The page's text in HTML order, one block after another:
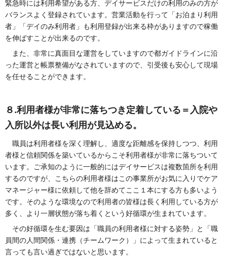
緊急時には利用希望がある方、デイサービスだけの利用のみの方が
バランスよく登録されています。営業活動を行って「お泊まり利用
者」「デイのみ利用者」も利用登録が出来る枠がありますので稼働
を伸ばすことが出来るのです。
また、非常に真面目な運営をしていますので都ガイドラインに沿
った運営と帳票整備がなされていますので、引受後も安心して現場
を任せることができます。
８.利用者様が非常に落ちつき定着している＝入院や
入所以外は長い利用が見込める。
職員は利用者様を深く理解し、適度な距離感を保持しつつ、利用
者様と信頼関係を築いているからこそ利用者様が非常に落ちついて
います。ご承知のように一般的にはデイサービスは複数箇所を利用
するのですが、こちらの利用者様はこの事業所がお気に入りでケア
マネージャー様に依頼して他を辞めてここ１本にする方も多いよう
です。そのような環境なので利用者の皆様は長く利用している方が
多く、より一層状態が落ち着くという好循環が生まれています。
その好循環を生む要因は「職員の利用者様に対する姿勢」と「職
員間の人間関係・連携（チームワーク）」によって生まれていると
言っても言い過ぎではないと思います。